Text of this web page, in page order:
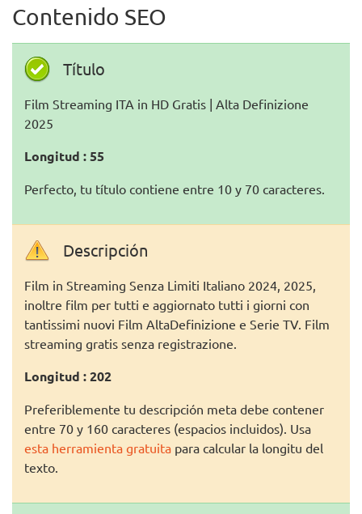
Contenido SEO
Título
Film Streaming ITA in HD Gratis | Alta Definizione
2025
Longitud : 55
Perfecto, tu título contiene entre 10 y 70 caracteres.
Descripción
Film in Streaming Senza Limiti Italiano 2024, 2025,
inoltre film per tutti e aggiornato tutti i giorni con
tantissimi nuovi Film AltaDefinizione e Serie TV. Film
streaming gratis senza registrazione.
Longitud : 202
Preferiblemente tu descripción meta debe contener
entre 70 y 160 caracteres (espacios incluidos). Usa
esta herramienta gratuita para calcular la longitu del
texto.